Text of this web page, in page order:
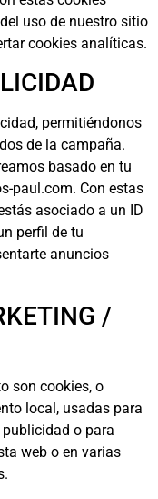
uso de nuestro sitio
cookies analíticas.
permitiéndonos
de la campaña.
basado en tu
paul.com. Con estas
asociado a un ID
perfil de tu
anuncios
/
son cookies, o
local, usadas para
o para
web o en varias